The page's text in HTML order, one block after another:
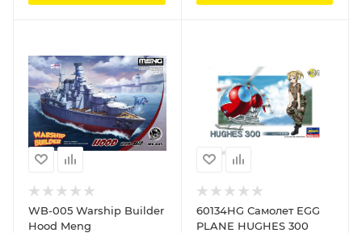
WB-005 Warship Builder
Hood Meng
60134HG Самолет EGG
PLANE HUGHES 300